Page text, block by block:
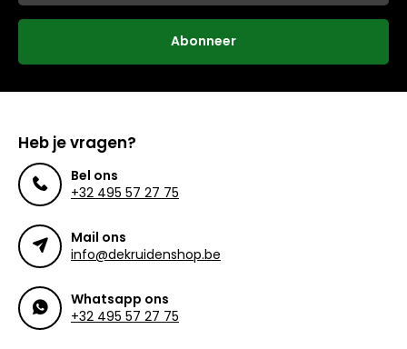
Abonneer
Heb je vragen?
Bel ons
+32 495 57 27 75
Mail ons
info@dekruidenshop.be
Whatsapp ons
+32 495 57 27 75